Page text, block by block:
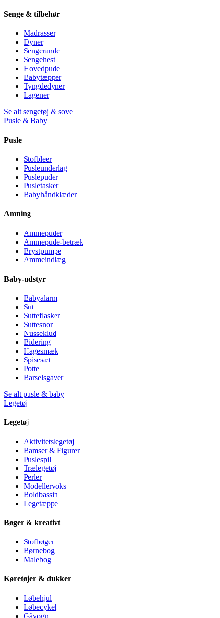
Senge & tilbehør
Madrasser
Dyner
Sengerande
Sengehest
Hovedpude
Babytæpper
Tyngdedyner
Lagener
Se alt sengetøj & sove
Pusle & Baby
Pusle
Stofbleer
Pusleunderlag
Puslepuder
Pusletasker
Babyhåndklæder
Amning
Ammepuder
Ammepude-betræk
Brystpumpe
Ammeindlæg
Baby-udstyr
Babyalarm
Sut
Sutteflasker
Suttesnor
Nusseklud
Bidering
Hagesmæk
Spisesæt
Potte
Barselsgaver
Se alt pusle & baby
Legetøj
Legetøj
Aktivitetslegetøj
Bamser & Figurer
Puslespil
Trælegetøj
Perler
Modellervoks
Boldbassin
Legetæppe
Bøger & kreativt
Stofbøger
Børnebog
Malebog
Køretøjer & dukker
Løbehjul
Løbecykel
Gåvogn